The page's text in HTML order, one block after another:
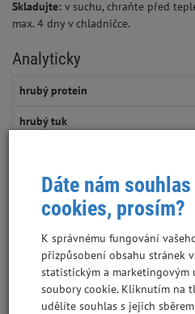
Skladujte: v suchu, chraňte před
max. 4 dny v chladničce.
Analyticky
hrubý protein
hrubý tuk
hrubý popel
vlhkost
S tímto produktem
Dáte nám
cookies, prosím?
K správnému fungování
přizpůsobení obsahu stránek
statistickým a marketingovým
soubory cookie. Kliknutím na
udělíte souhlas s jejich